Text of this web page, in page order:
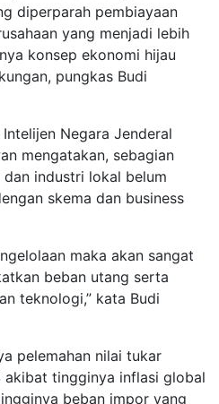
diperparah pembiayaan
yang menjadi lebih
konsep ekonomi hijau
pungkas Budi
Intelijen Negara Jenderal
mengatakan, sebagian
industri lokal belum
skema dan business
maka akan sangat
beban utang serta
teknologi,” kata Budi
pelemahan nilai tukar
akibat tingginya inflasi global
beban impor yang